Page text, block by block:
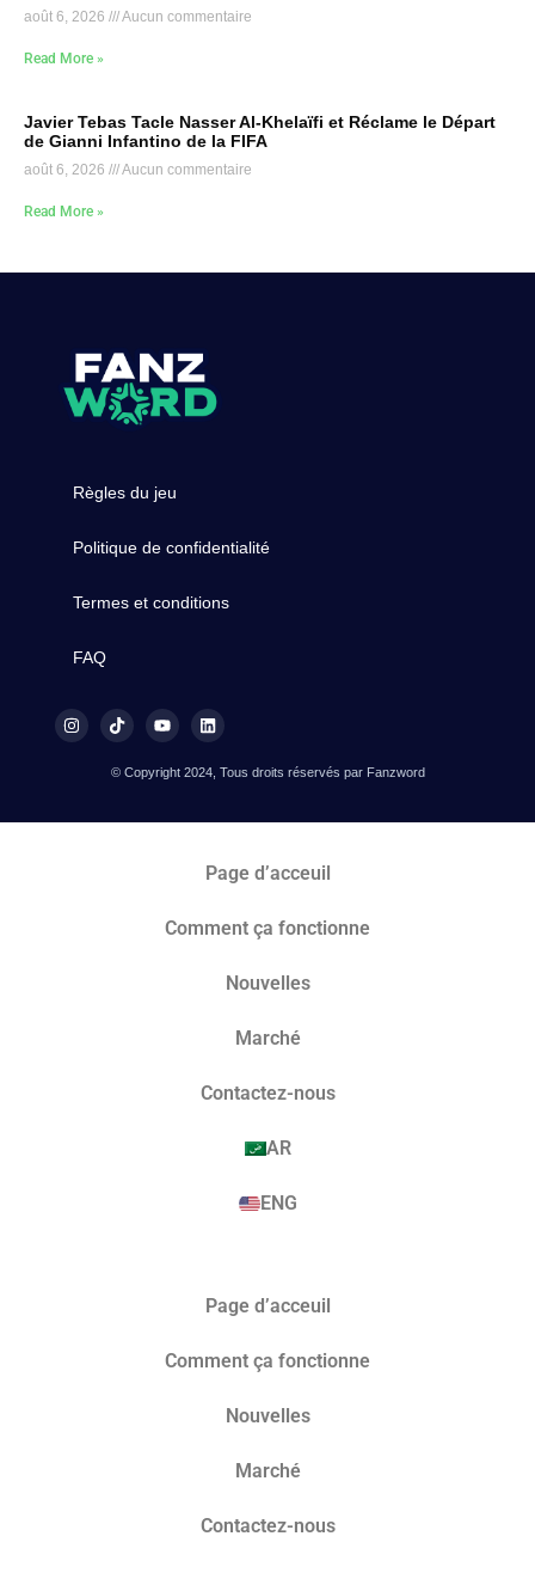
août 6, 2026 Aucun commentaire
Read More »
Javier Tebas Tacle Nasser Al-Khelaïfi et Réclame le Départ
de Gianni Infantino de la FIFA
août 6, 2026 Aucun commentaire
Read More »
Règles du jeu
Politique de confidentialité
Termes et conditions
FAQ
© Copyright 2024, Tous droits réservés par Fanzword
Page d’acceuil
Comment ça fonctionne
Nouvelles
Marché​
Contactez-nous
AR
ENG
Page d’acceuil
Comment ça fonctionne
Nouvelles
Marché​
Contactez-nous